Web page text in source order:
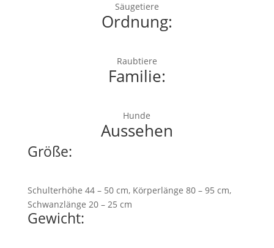
Säugetiere
Ordnung:
Raubtiere
Familie:
Hunde
Aussehen
Größe:
Schulterhöhe 44 – 50 cm, Körperlänge 80 – 95 cm,
Schwanzlänge 20 – 25 cm
Gewicht: